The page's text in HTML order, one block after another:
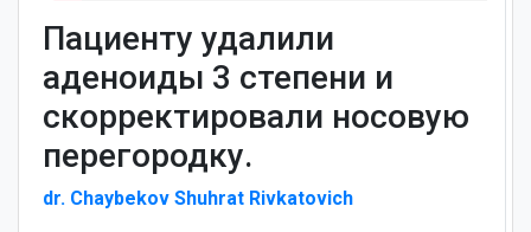
Пациенту удалили
аденоиды 3 степени и
скорректировали носовую
перегородку.
dr. Chaybekov Shuhrat Rivkatovich